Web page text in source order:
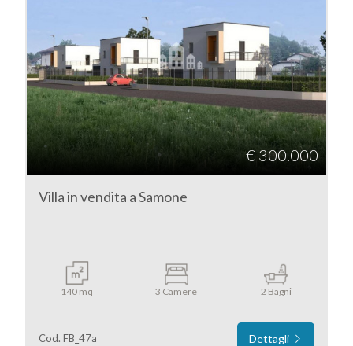
€ 300.000
Villa in vendita a Samone
140 mq 3 Camere 2 Bagni
Cod. FB_47a Dettagli